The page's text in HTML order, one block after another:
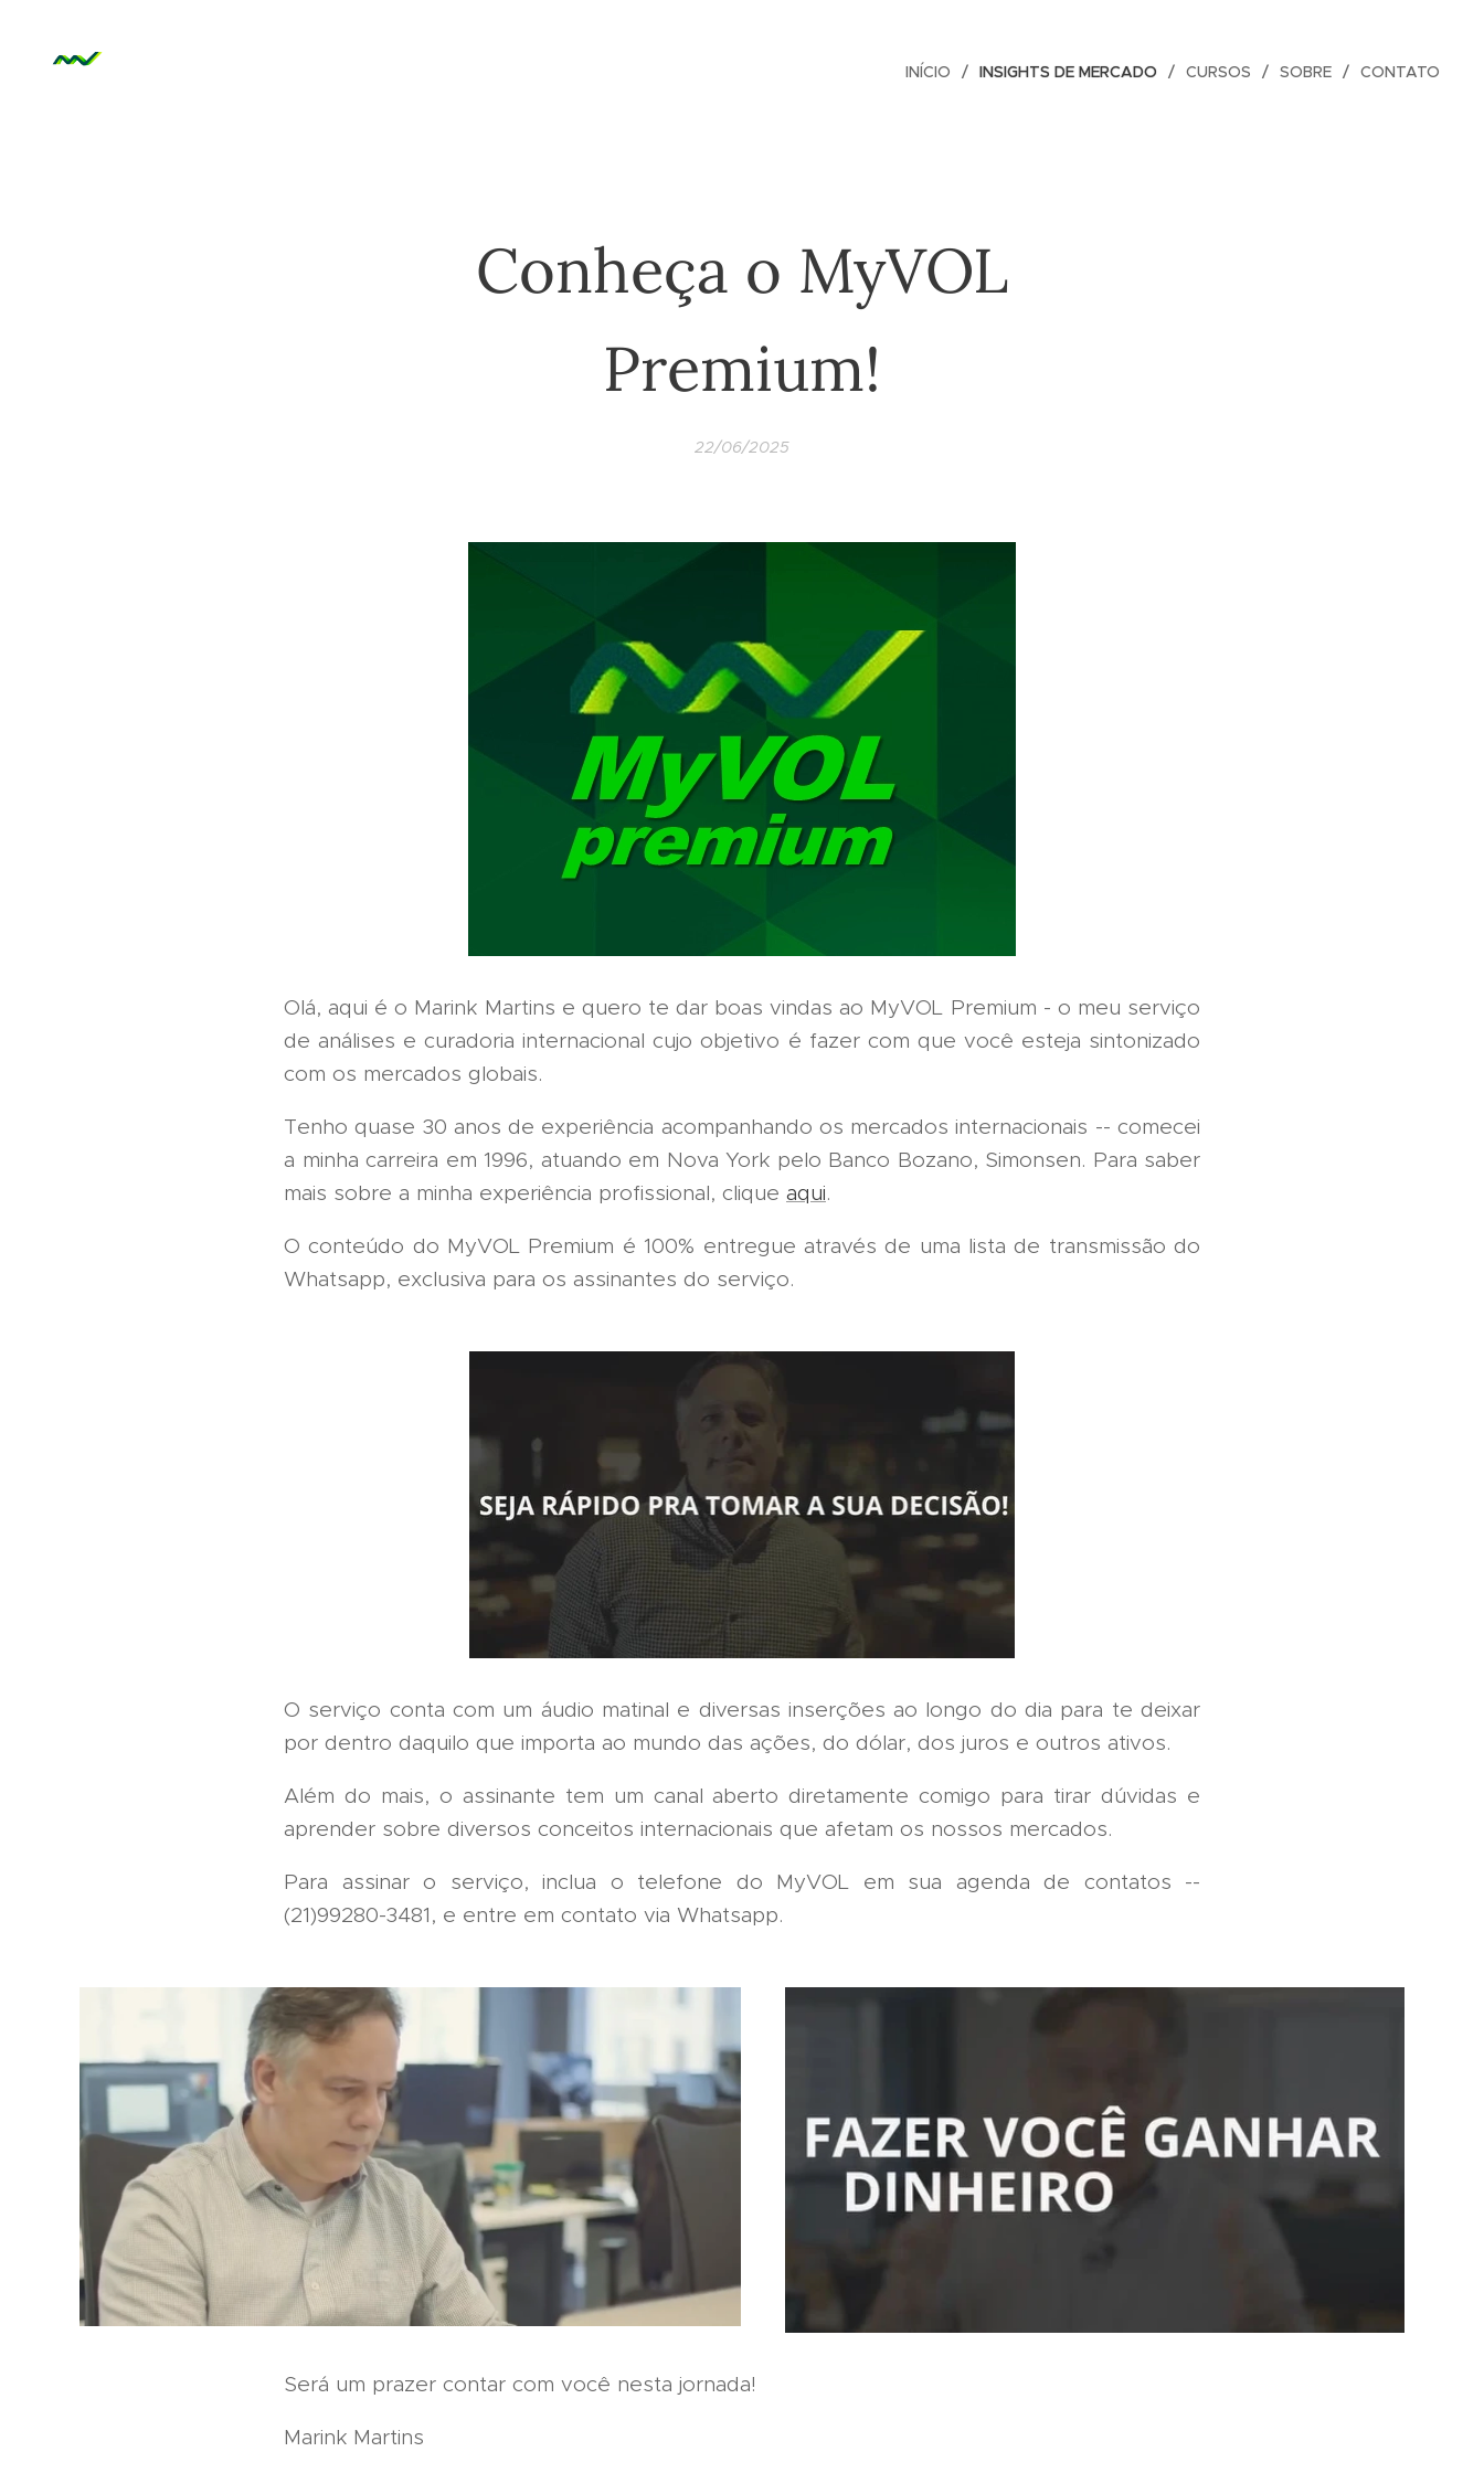
INÍCIO INSIGHTS DE MERCADO CURSOS SOBRE CONTATO
Conheça o MyVOL
Premium!
22/06/2025
Olá, aqui é o Marink Martins e quero te dar boas vindas ao MyVOL Premium - o meu serviço
de análises e curadoria internacional cujo objetivo é fazer com que você esteja sintonizado
com os mercados globais.
Tenho quase 30 anos de experiência acompanhando os mercados internacionais -- comecei
a minha carreira em 1996, atuando em Nova York pelo Banco Bozano, Simonsen. Para saber
mais sobre a minha experiência profissional, clique aqui.
O conteúdo do MyVOL Premium é 100% entregue através de uma lista de transmissão do
Whatsapp, exclusiva para os assinantes do serviço.
O serviço conta com um áudio matinal e diversas inserções ao longo do dia para te deixar
por dentro daquilo que importa ao mundo das ações, do dólar, dos juros e outros ativos.
Além do mais, o assinante tem um canal aberto diretamente comigo para tirar dúvidas e
aprender sobre diversos conceitos internacionais que afetam os nossos mercados.
Para assinar o serviço, inclua o telefone do MyVOL em sua agenda de contatos --
(21)99280-3481, e entre em contato via Whatsapp.
Será um prazer contar com você nesta jornada!
Marink Martins